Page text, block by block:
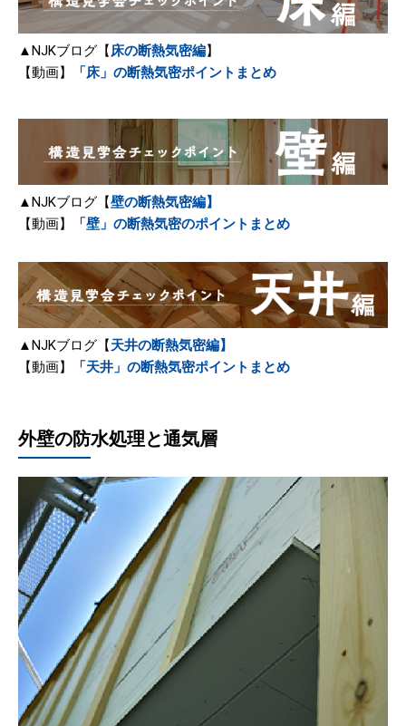
▲NJKブログ【 床の断熱気密編】
【動画】
「床」の断熱気密ポイントまとめ
▲NJKブログ【壁の断熱気密編】
【動画】
「壁」の断熱気密のポイントまとめ
▲NJKブログ【天井の断熱気密編】
【動画】
「天井」の断熱気密ポイントまとめ
外壁の防水処理と通気層